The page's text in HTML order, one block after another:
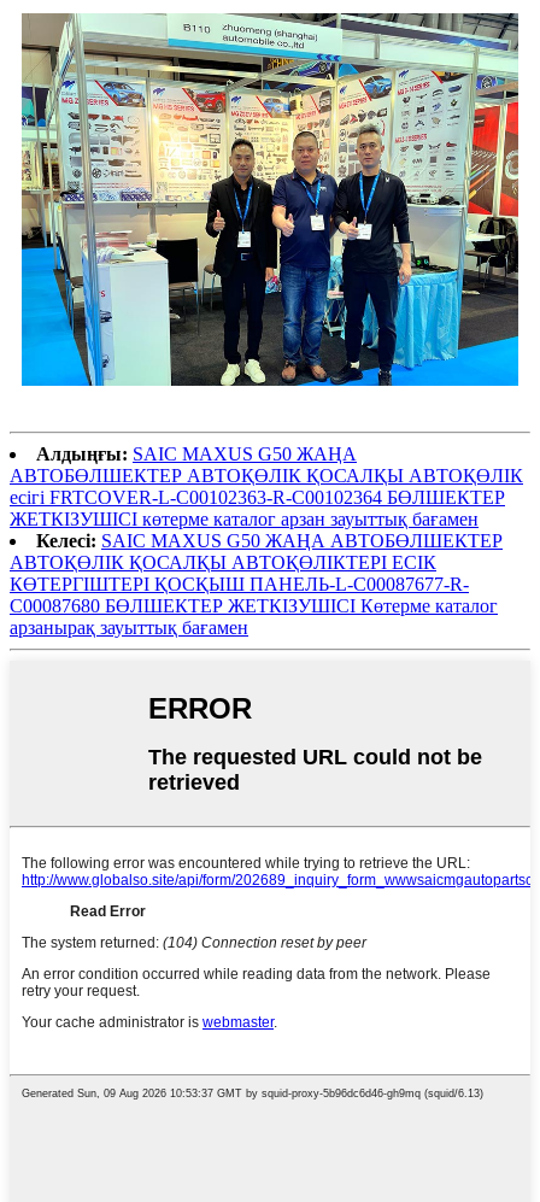
Алдыңғы: SAIC MAXUS G50 ЖАҢА
АВТОБӨЛШЕКТЕР АВТОҚӨЛІК ҚОСАЛҚЫ АВТОҚӨЛІК
есігі FRTCOVER-L-C00102363-R-C00102364 БӨЛШЕКТЕР
ЖЕТКІЗУШІСІ көтерме каталог арзан зауыттық бағамен
Келесі: SAIC MAXUS G50 ЖАҢА АВТОБӨЛШЕКТЕР
АВТОҚӨЛІК ҚОСАЛҚЫ АВТОҚӨЛІКТЕРІ ЕСІК
КӨТЕРГІШТЕРІ ҚОСҚЫШ ПАНЕЛЬ-L-C00087677-R-
C00087680 БӨЛШЕКТЕР ЖЕТКІЗУШІСІ Көтерме каталог
арзанырақ зауыттық бағамен